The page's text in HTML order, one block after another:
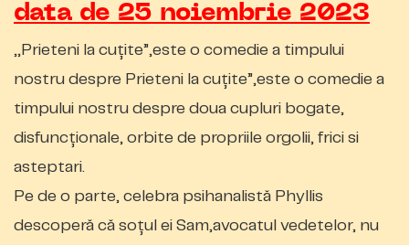
data de 25 noiembrie 2023
,,Prieteni la cuțite”,este o comedie a timpului
nostru despre Prieteni la cuțite”,este o comedie a
timpului nostru despre doua cupluri bogate,
disfuncționale, orbite de propriile orgolii, frici si
asteptari.
Pe de o parte, celebra psihanalistă Phyllis
descoperă că soțul ei Sam,avocatul vedetelor, nu